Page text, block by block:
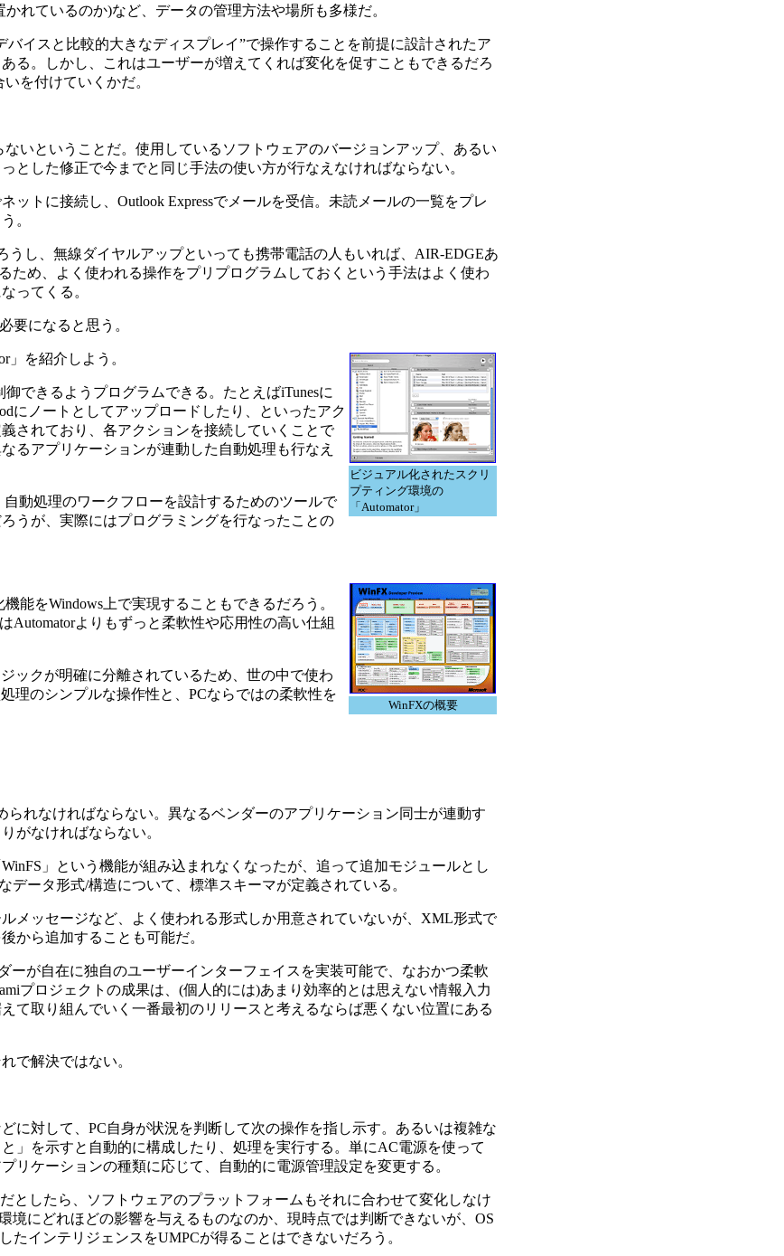
れているのか)など、データの管理方法や場所も多様だ。
イスと比較的大きなディスプレイ”で操作することを前提に設計されたア
る。しかし、これはユーザーが増えてくれば変化を促すこともできるだろ
を付けていくかだ。
いということだ。使用しているソフトウェアのバージョンアップ、あるい
とした修正で今までと同じ手法の使い方が行なえなければならない。
トに接続し、Outlook Expressでメールを受信。未読メールの一覧をプレ
。
うし、無線ダイヤルアップといっても携帯電話の人もいれば、AIR-EDGEあ
ため、よく使われる操作をプリプログラムしておくという手法はよく使わ
ってくる。
要になると思う。
ビジュアル化されたスクリ
プティング環境の
「Automator」
を紹介しよう。
できるようプログラムできる。たとえばiTunesに
にノートとしてアップロードしたり、といったアク
されており、各アクションを接続していくことで
るアプリケーションが連動した自動処理も行なえ
動処理のワークフローを設計するためのツールで
うが、実際にはプログラミングを行なったことの
WinFXの概要
能をWindows上で実現することもできるだろう。
Automatorよりもずっと柔軟性や応用性の高い仕組
ックが明確に分離されているため、世の中で使わ
理のシンプルな操作性と、PCならではの柔軟性を
れなければならない。異なるベンダーのアプリケーション同士が連動す
がなければならない。
」という機能が組み込まれなくなったが、追って追加モジュールとし
ータ形式/構造について、標準スキーマが定義されている。
メッセージなど、よく使われる形式しか用意されていないが、XML形式で
から追加することも可能だ。
が自在に独自のユーザーインターフェイスを実装可能で、なおかつ柔軟
プロジェクトの成果は、(個人的には)あまり効率的とは思えない情報入力
て取り組んでいく一番最初のリリースと考えるならば悪くない位置にある
で解決ではない。
対して、PC自身が状況を判断して次の操作を指し示す。あるいは複雑な
」を示すと自動的に構成したり、処理を実行する。単にAC電源を使って
ケーションの種類に応じて、自動的に電源管理設定を変更する。
したら、ソフトウェアのプラットフォームもそれに合わせて変化しなけ
境にどれほどの影響を与えるものなのか、現時点では判断できないが、OS
インテリジェンスをUMPCが得ることはできないだろう。